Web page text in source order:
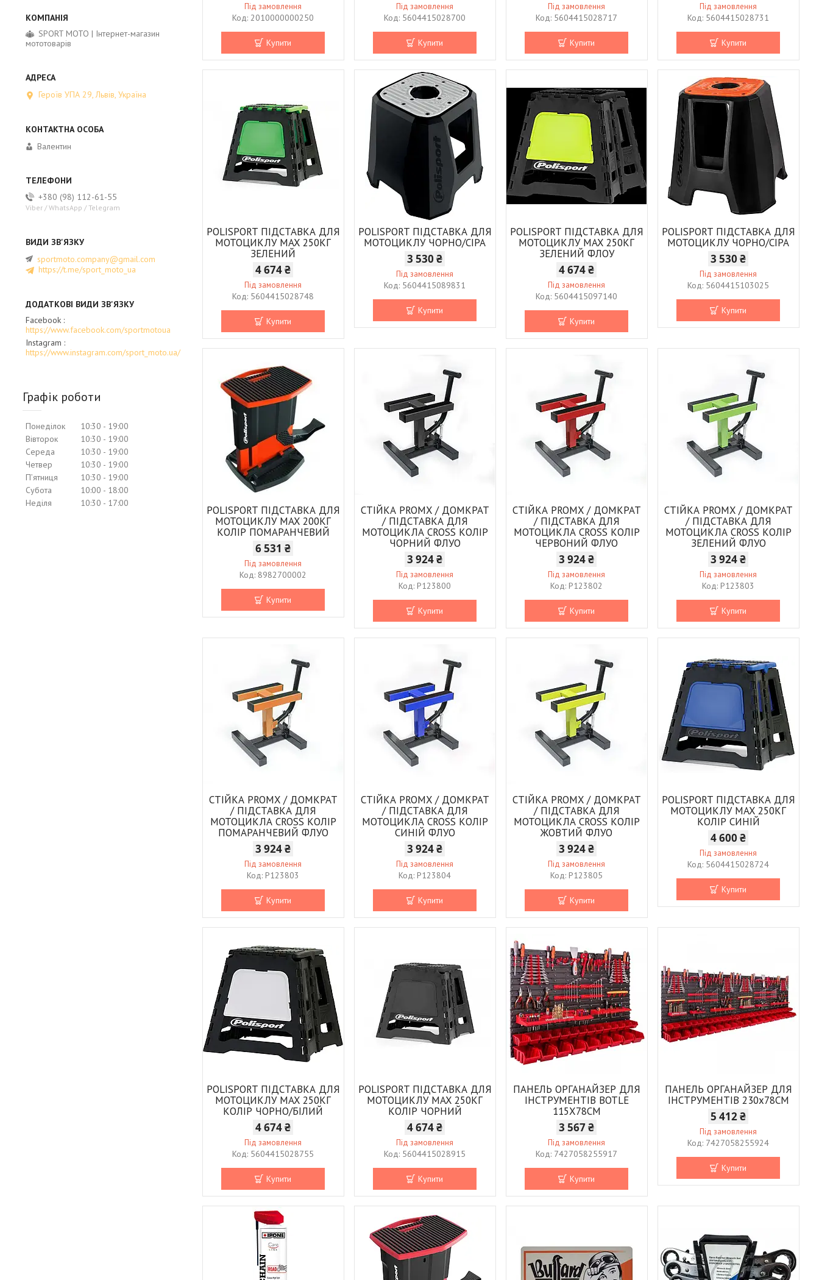
Під замовлення
2010000000250
Купити
Під замовлення
5604415028700
Купити
Під замовлення
5604415028717
Купити
Під замовлення
5604415028731
Купити
POLISPORT ПІДСТАВКА ДЛЯ
МОТОЦИКЛУ MAX 250КГ
ЗЕЛЕНИЙ
4 674 ₴
Під замовлення
5604415028748
Купити
POLISPORT ПІДСТАВКА ДЛЯ
МОТОЦИКЛУ ЧОРНО/СІРА
3 530 ₴
Під замовлення
5604415089831
Купити
POLISPORT ПІДСТАВКА ДЛЯ
МОТОЦИКЛУ MAX 250КГ
ЗЕЛЕНИЙ ФЛОУ
4 674 ₴
Під замовлення
5604415097140
Купити
POLISPORT ПІДСТАВКА ДЛЯ
МОТОЦИКЛУ ЧОРНО/СІРА
3 530 ₴
Під замовлення
5604415103025
Купити
POLISPORT ПІДСТАВКА ДЛЯ
МОТОЦИКЛУ MAX 200КГ
КОЛІР ПОМАРАНЧЕВИЙ
6 531 ₴
Під замовлення
8982700002
Купити
СТІЙКА PROMX / ДОМКРАТ
/ ПІДСТАВКА ДЛЯ
МОТОЦИКЛА CROSS КОЛІР
ЧОРНИЙ ФЛУО
3 924 ₴
Під замовлення
P123800
Купити
СТІЙКА PROMX / ДОМКРАТ
/ ПІДСТАВКА ДЛЯ
МОТОЦИКЛА CROSS КОЛІР
ЧЕРВОНИЙ ФЛУО
3 924 ₴
Під замовлення
P123802
Купити
СТІЙКА PROMX / ДОМКРАТ
/ ПІДСТАВКА ДЛЯ
МОТОЦИКЛА CROSS КОЛІР
ЗЕЛЕНИЙ ФЛУО
3 924 ₴
Під замовлення
P123803
Купити
СТІЙКА PROMX / ДОМКРАТ
/ ПІДСТАВКА ДЛЯ
МОТОЦИКЛА CROSS КОЛІР
ПОМАРАНЧЕВИЙ ФЛУО
3 924 ₴
Під замовлення
P123803
Купити
СТІЙКА PROMX / ДОМКРАТ
/ ПІДСТАВКА ДЛЯ
МОТОЦИКЛА CROSS КОЛІР
СИНІЙ ФЛУО
3 924 ₴
Під замовлення
P123804
Купити
СТІЙКА PROMX / ДОМКРАТ
/ ПІДСТАВКА ДЛЯ
МОТОЦИКЛА CROSS КОЛІР
ЖОВТИЙ ФЛУО
3 924 ₴
Під замовлення
P123805
Купити
POLISPORT ПІДСТАВКА ДЛЯ
МОТОЦИКЛУ MAX 250КГ
КОЛІР СИНІЙ
4 600 ₴
Під замовлення
5604415028724
Купити
POLISPORT ПІДСТАВКА ДЛЯ
МОТОЦИКЛУ MAX 250КГ
КОЛІР ЧОРНО/БІЛИЙ
4 674 ₴
Під замовлення
5604415028755
Купити
POLISPORT ПІДСТАВКА ДЛЯ
МОТОЦИКЛУ MAX 250КГ
КОЛІР ЧОРНИЙ
4 674 ₴
Під замовлення
5604415028915
Купити
ПАНЕЛЬ ОРГАНАЙЗЕР ДЛЯ
ІНСТРУМЕНТІВ BOTLE
115X78СМ
3 567 ₴
Під замовлення
7427058255917
Купити
ПАНЕЛЬ ОРГАНАЙЗЕР ДЛЯ
ІНСТРУМЕНТІВ 230х78СМ
5 412 ₴
Під замовлення
7427058255924
Купити
SPORT MOTO | Інтернет-магазин
мототоварів
Героїв УПА 29, Львів, Україна
Валентин
+380 (98) 112-61-55
Viber / WhatsApp / Telegram
sportmoto.company@gmail.com
https://t.me/sport_moto_ua
Facebook
https://www.facebook.com/sportmotoua
Instagram
https://www.instagram.com/sport_moto.ua/
Графік роботи
Понеділок 10:30
19:00
Вівторок
10:30
19:00
Середа
10:30
19:00
Четвер
10:30
19:00
Пʼятниця
10:30
19:00
Субота
10:00
18:00
Неділя
10:30 17:00